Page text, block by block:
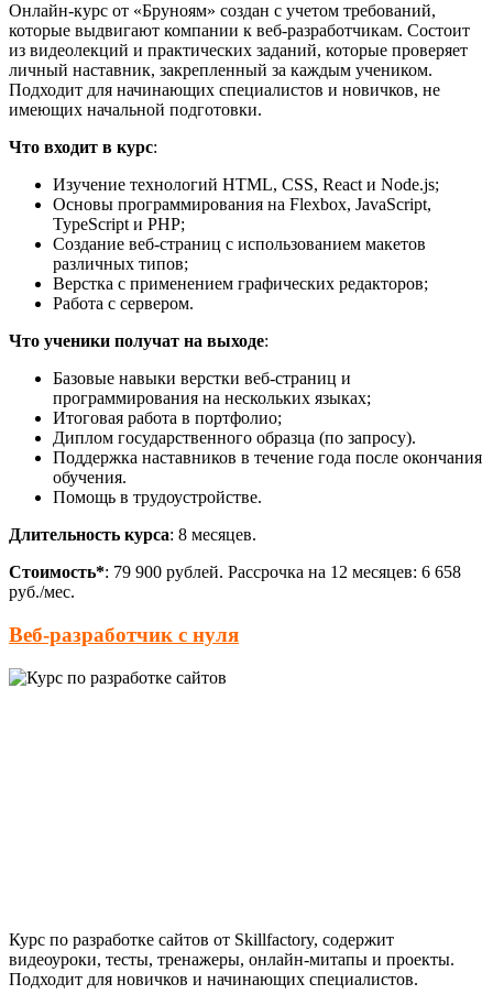
Онлайн-курс от «Бруноям» создан с учетом требований,
которые выдвигают компании к веб-разработчикам. Состоит
из видеолекций и практических заданий, которые проверяет
личный наставник, закрепленный за каждым учеником.
Подходит для начинающих специалистов и новичков, не
имеющих начальной подготовки.
Что входит в курс:
Изучение технологий HTML, CSS, React и Node.js;
Основы программирования на Flexbox, JavaScript,
TypeScript и PHP;
Создание веб-страниц с использованием макетов
различных типов;
Верстка с применением графических редакторов;
Работа с сервером.
Что ученики получат на выходе:
Базовые навыки верстки веб-страниц и
программирования на нескольких языках;
Итоговая работа в портфолио;
Диплом государственного образца (по запросу).
Поддержка наставников в течение года после окончания
обучения.
Помощь в трудоустройстве.
Длительность курса: 8 месяцев.
Стоимость*: 79 900 рублей. Рассрочка на 12 месяцев: 6 658
руб./мес.
Веб-разработчик с нуля
Курс по разработке сайтов от Skillfactory, содержит
видеоуроки, тесты, тренажеры, онлайн-митапы и проекты.
Подходит для новичков и начинающих специалистов.